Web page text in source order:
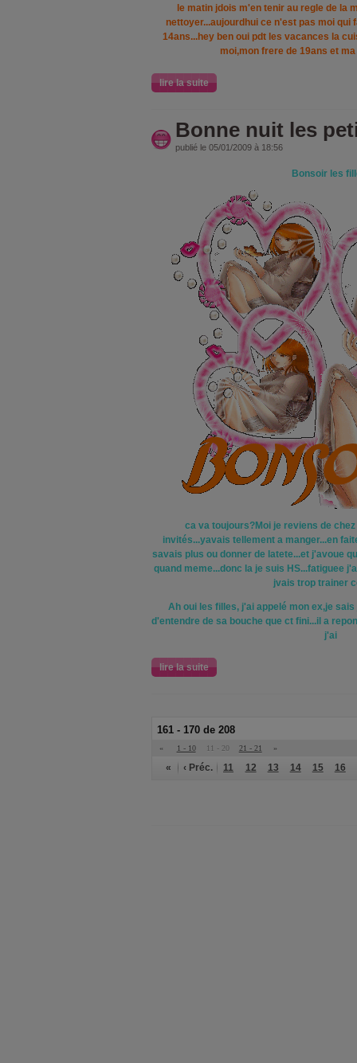
le matin jdois m'en tenir au regle de la
nettoyer...aujourdhui ce n'est pas moi qui
14ans...hey ben oui pdt les vacances la
moi,mon frere de 19ans et
lire la suite
Bonne nuit les
publié le 05/01/2009 à 18:56
Bonsoir les
ca va toujours?Moi je reviens de
invités...yavais tellement a manger...en
savais plus ou donner de latete...et j'avoue
quand meme...donc la je suis HS...fatiguee
jvais trop trainer
Ah oui les filles, j'ai appelé mon ex,je
d'entendre de sa bouche que ct fini...il a
j'ai
lire la suite
161 - 170 de 208
« 1 - 10 11 - 20 21 - 21 »
« ‹ Préc. 11 12 13 14 15 16